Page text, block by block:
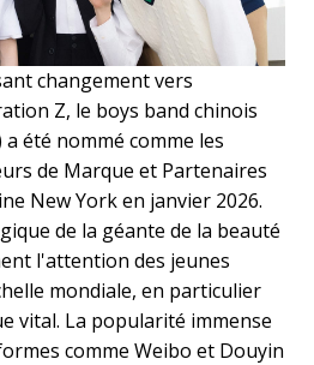
changement vers
Z, le boys band chinois
été nommé comme les
de Marque et Partenaires
New York en janvier 2026.
de la géante de la beauté
l'attention des jeunes
mondiale, en particulier
vital. La popularité immense
comme Weibo et Douyin